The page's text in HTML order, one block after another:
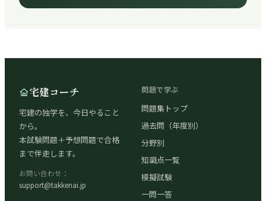
宅建コーチ
宅建の独学を、今日やること
から。
本試験問題＋予想問題で合格
まで伴走します。
お問い合わせ：
support@takkenai.jp
問題で学ぶ
問題集トップ
過去問（年度別）
分野別
知識点一覧
模擬試験
一問一答